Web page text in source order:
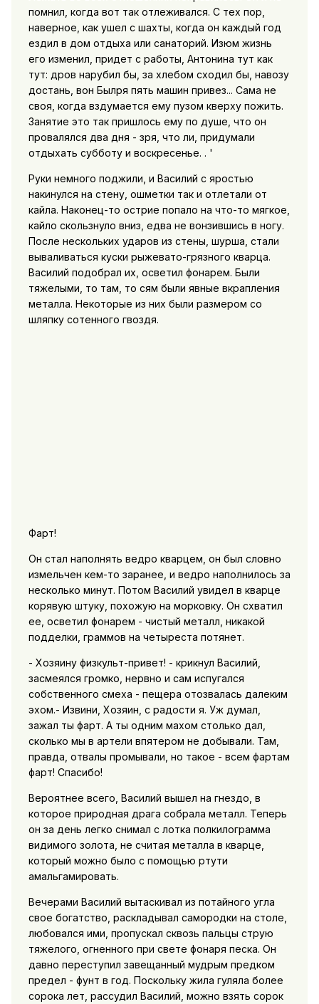
помнил, когда вот так отлеживался. С тех пор,
наверное, как ушел с шахты, когда он каждый год
ездил в дом отдыха или санаторий. Изюм жизнь
его изменил, придет с работы, Антонина тут как
тут: дров нарубил бы, за хлебом сходил бы, навозу
достань, вон Былря пять машин привез... Сама не
своя, когда вздумается ему пузом кверху пожить.
Занятие это так пришлось ему по душе, что он
провалялся два дня - зря, что ли, придумали
отдыхать субботу и воскресенье. . '
Руки немного поджили, и Василий с яростью
накинулся на стену, ошметки так и отлетали от
кайла. Наконец-то острие попало на что-то мягкое,
кайло скользнуло вниз, едва не вонзившись в ногу.
После нескольких ударов из стены, шурша, стали
вываливаться куски рыжевато-грязного кварца.
Василий подобрал их, осветил фонарем. Были
тяжелыми, то там, то сям были явные вкрапления
металла. Heкоторые из них были размером со
шляпку сотенного гвоздя.
Фарт!
Он стал наполнять ведро кварцем, он был словно
измельчен кем-то заранее, и ведро наполнилось за
несколько минут. Потом Василий увидел в кварце
корявую штуку, похожую на морковку. Он схватил
ее, осветил фонарем - чистый металл, никакой
подделки, граммов на четыреста потянет.
- Хозяину физкульт-привет! - крикнул Василий,
засмеялся громко, нервно и сам испугался
собственного смеха - пещера отозвалась далеким
эхом.- Извини, Хозяин, с радости я. Уж думал,
зажал ты фарт. А ты одним махом столько дал,
сколько мы в артели впятером не добывали. Там,
правда, отвалы промывали, но такое - всем фартам
фарт! Спасибо!
Вероятнее всего, Василий вышел на гнездо, в
которое природная драга собрала металл. Теперь
он за день легко снимал с лотка полкилограмма
видимого золота, не считая металла в кварце,
который можно было с помощью ртути
амальгамировать.
Вечерами Василий вытаскивал из потайного угла
свое богатство, раскладывал самородки на столе,
любовался ими, пропускал сквозь пальцы струю
тяжелого, огненного при свете фонаря песка. Он
давно переступил завещанный мудрым предком
предел - фунт в год. Поскольку жила гуляла более
сорока лет, рассудил Василий, можно взять сорок